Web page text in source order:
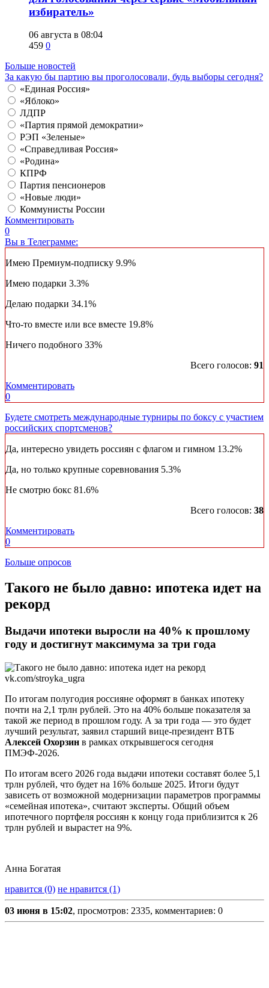
избиратель»
06 августа в 08:04
459 0
Больше новостей
За какую бы партию вы проголосовали, будь выборы сегодня?
«Единая Россия»
«Яблоко»
ЛДПР
«Партия прямой демократии»
РЭП «Зеленые»
«Справедливая Россия»
«Родина»
КПРФ
Партия пенсионеров
«Новые люди»
Коммунисты России
Комментировать
0
Вы в Телеграмме:
Имею Премиум-подписку 9.9%
Имею подарки 3.3%
Делаю подарки 34.1%
Что-то вместе или все вместе 19.8%
Ничего подобного 33%
Всего голосов: 91
Комментировать
0
Будете смотреть международные турниры по боксу с участием
российских спортсменов?
Да, интересно увидеть россиян с флагом и гимном 13.2%
Да, но только крупные соревнования 5.3%
Не смотрю бокс 81.6%
Всего голосов: 38
Комментировать
0
Больше опросов
​Такого не было давно: ипотека идет на
рекорд
Выдачи ипотеки выросли на 40% к прошлому
году и достигнут максимума за три года
vk.com/stroyka_ugra
По итогам полугодия россияне оформят в банках ипотеку
почти на 2,1 трлн рублей. Это на 40% больше показателя за
такой же период в прошлом году. А за три года — это будет
лучший результат, заявил старший вице-президент ВТБ
Алексей Охорзин в рамках открывшегося сегодня
ПМЭФ-2026.
По итогам всего 2026 года выдачи ипотеки составят более 5,1
трлн рублей, что будет на 16% больше 2025. Итоги будут
зависеть от возможной модернизации параметров программы
«семейная ипотека», считают эксперты. Общий объем
ипотечного портфеля россиян к концу года приблизится к 26
трлн рублей и вырастет на 9%.
Анна Богатая
нравится (0) не нравится (1)
03 июня в 15:02, просмотров: 2335, комментариев: 0